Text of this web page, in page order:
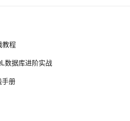
教程
数据库进阶实战
手册